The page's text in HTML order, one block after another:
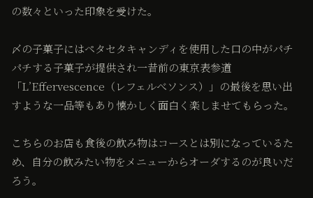
の数々といった印象を受けた。
〆の子菓子にはペタセタキャンディを使用した口の中がパチ
パチする子菓子が提供され一昔前の東京表参道
「L’Effervescence（レフェルべソンス）」の最後を思い出
すような一品等もあり懐かしく面白く楽しませてもらった。
こちらのお店も食後の飲み物はコースとは別になっているた
め、自分の飲みたい物をメニューからオーダするのが良いだ
ろう。